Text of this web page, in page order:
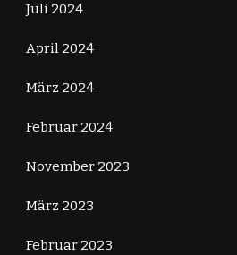
Juli 2024
April 2024
März 2024
Februar 2024
November 2023
März 2023
Februar 2023